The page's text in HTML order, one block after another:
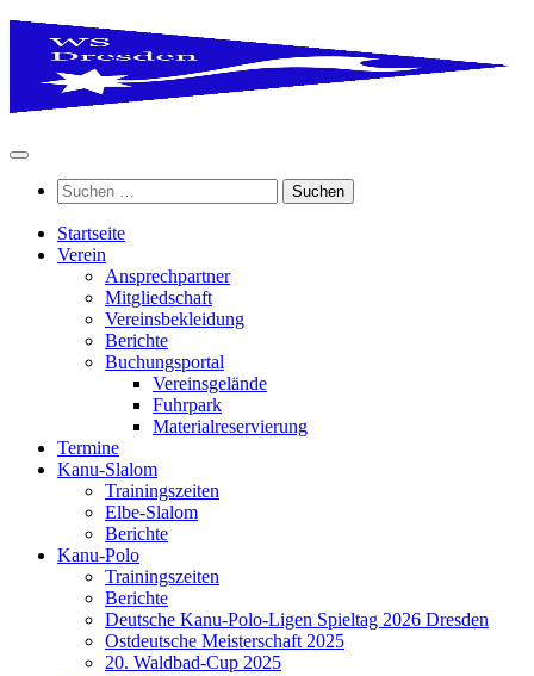
Zum
springen
Suchen
nach:
Startseite
Verein
Ansprechpartner
Mitgliedschaft
Vereinsbekleidung
Berichte
Buchungsportal
Vereinsgelände
Fuhrpark
Materialreservierung
Termine
Kanu-Slalom
Trainingszeiten
Elbe-Slalom
Berichte
Kanu-Polo
Trainingszeiten
Berichte
Deutsche Kanu-Polo-Ligen Spieltag 2026 Dresden
Ostdeutsche Meisterschaft 2025
20. Waldbad-Cup 2025